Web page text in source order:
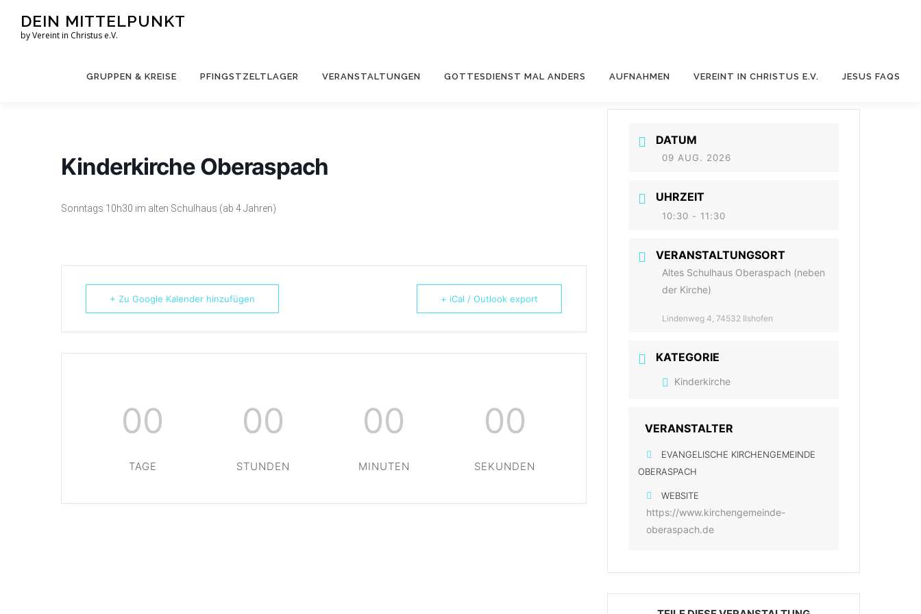
Inhalt
springen
DEIN MITTELPUNKT
by Vereint in Christus e.V.
GRUPPEN & KREISE PFINGSTZELTLAGER VERANSTALTUNGEN GOTTESDIENST MAL ANDERS AUFNAHMEN VEREINT IN CHRISTUS E.V. JESUS FAQS
Kinderkirche Oberaspach
Sonntags 10h30 im alten Schulhaus (ab 4 Jahren)
+ Zu Google Kalender hinzufügen + iCal / Outlook export
00
TAGE
00
STUNDEN
00
MINUTEN
00
SEKUNDEN
DATUM
09 AUG. 2026
UHRZEIT
10:30 - 11:30
VERANSTALTUNGSORT
Altes Schulhaus Oberaspach (neben
der Kirche)
Lindenweg 4, 74532 Ilshofen
KATEGORIE
Kinderkirche
VERANSTALTER
EVANGELISCHE KIRCHENGEMEINDE
OBERASPACH
WEBSITE
https://www.kirchengemeinde-
oberaspach.de